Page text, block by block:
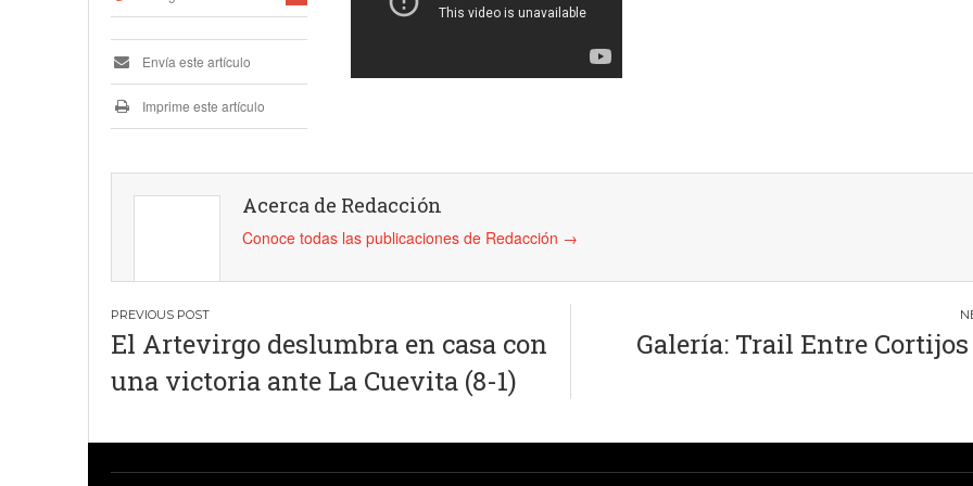
Envía este artículo
Imprime este artículo
Acerca de Redacción
Conoce todas las publicaciones de Redacción →
Navegación
de
entradas
El Artevirgo deslumbra en casa con
una victoria ante La Cuevita (8-1)
Galería: Trail Entre Cortijos